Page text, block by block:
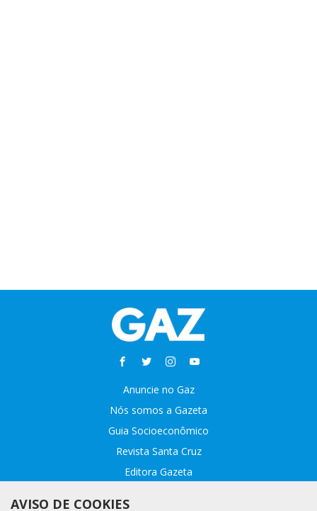
Anuncie no Gaz
Nós somos a Gazeta
Guia Socioeconômico
Revista Santa Cruz
Editora Gazeta
AVISO DE COOKIES